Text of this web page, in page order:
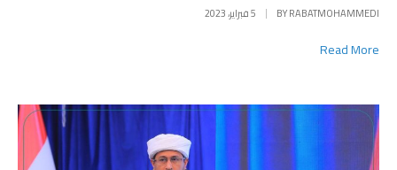
BYRABATMOHAMMEDI 5 فبراير، 2023
Read More